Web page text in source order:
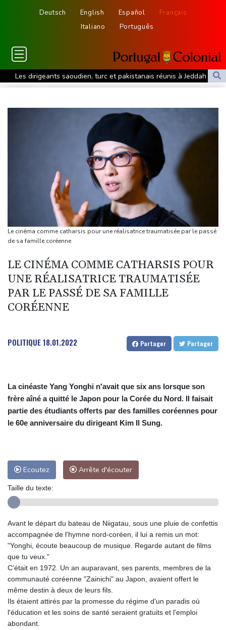
Deutsch English Español
Français
Italiano
Português
Les dirigeants saoudien, turc et pakistanais réunis à Jeddah pour
sceller un accord de défense
En Afrique du Sud, après l'exil massif de migrants, la pénurie de
Dans l'Ukraine post-remaniement, la révolution des drones
poursuit sa route
Présidentielle: la France "ne tolérera aucune tentative
d'ingérence étrangère", prévient le chef de la diplomatie
A New York, le souvenir d'un Tibétain en exil immolé par le feu
La Bourse de Paris toujours en hausse au-dessus des 8.700
Hantavirus: isolement à domicile recommandé pour les contacts
proches du touriste franco-argentin
Les Bourses européennes en hausse dans l'attente de l'emploi
américain
Le cinéma comme catharsis pour une réalisatrice traumatisée par le passé
de sa famille coréenne
LE CINÉMA COMME CATHARSIS POUR
UNE RÉALISATRICE TRAUMATISÉE
PAR LE PASSÉ DE SA FAMILLE
CORÉENNE
POLITIQUE18.01.2022 Partager Partager
La cinéaste Yang Yonghi n'avait que six ans lorsque son
frère aîné a quitté le Japon pour la Corée du Nord. Il faisait
partie des étudiants offerts par des familles coréennes pour
le 60e anniversaire du dirigeant Kim Il Sung.
Ecoutez Arrête d'écouter
Taille du texte:
Avant le départ du bateau de Niigatau, sous une pluie de confettis
accompagnée de l'hymne nord-coréen, il lui a remis un mot:
"Yonghi, écoute beaucoup de musique. Regarde autant de films
que tu veux."
C'était en 1972. Un an auparavant, ses parents, membres de la
communauté coréenne "Zainichi" au Japon, avaient offert le
même destin à deux de leurs fils.
Ils étaient attirés par la promesse du régime d'un paradis où
l'éducation et les soins de santé seraient gratuits et l'emploi
abondant.